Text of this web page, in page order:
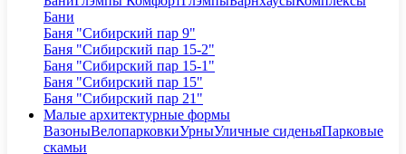
Бани
Баня "Сибирский пар 9"
Баня "Сибирский пар 15-2"
Баня "Сибирский пар 15-1"
Баня "Сибирский пар 15"
Баня "Сибирский пар 21"
Малые архитектурные формы
ВазоныВелопарковкиУрныУличные сиденьяПарковые
скамьи